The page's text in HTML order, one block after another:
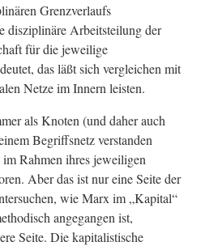
Grenzverlaufs
disziplinäre Arbeitsteilung der
für die jeweilige
das läßt sich vergleichen mit
Netze im Innern leisten.
als Knoten (und daher auch
Begriffsnetz verstanden
Rahmen ihres jeweiligen
Aber das ist nur eine Seite der
wie Marx im „Kapital“
angegangen ist,
Seite. Die kapitalistische